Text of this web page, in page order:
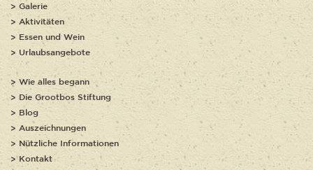
Galerie
Aktivitäten
Essen und Wein
Urlaubsangebote
Wie alles begann
Die Grootbos Stiftung
Blog
Auszeichnungen
Nützliche Informationen
Kontakt